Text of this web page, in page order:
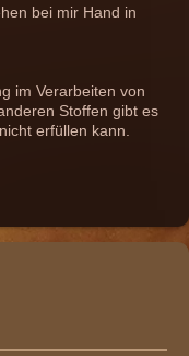
bei mir Hand in
im Verarbeiten von
Stoffen gibt es
erfüllen kann.